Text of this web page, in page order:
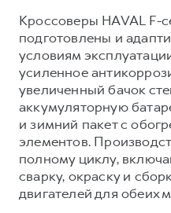
Кроссоверы HAVAL F-
подготовлены и
условиям
усиленное
увеличенный бачок
аккумуляторную
и зимний пакет с
элементов.
полному циклу,
сварку, окраску и
двигателей для обеих